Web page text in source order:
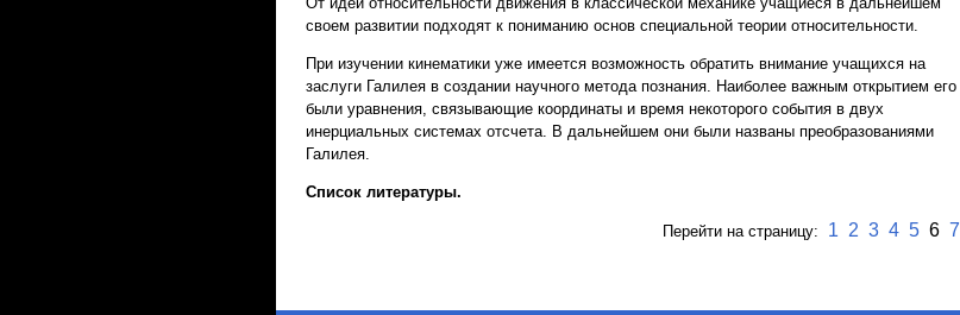
своем развитии подходят к пониманию основ специальной теории относительности.
При изучении кинематики уже имеется возможность обратить внимание учащихся на
заслуги Галилея в создании научного метода познания. Наиболее важным открытием его
были уравнения, связывающие координаты и время некоторого события в двух
инерциальных системах отсчета. В дальнейшем они были названы преобразованиями
Галилея.
Список литературы.
Перейти на страницу: 1 2 3 4 5 6 7